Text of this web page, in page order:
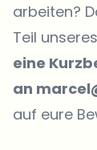
arbeiten?
Teil
eine
an
auf eure